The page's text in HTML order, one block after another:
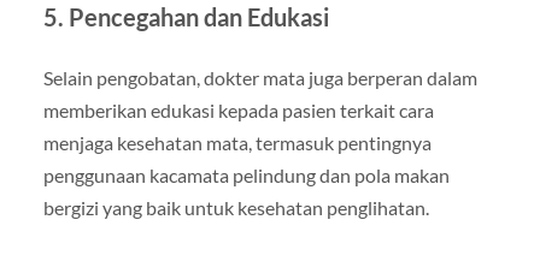
5. Pencegahan dan Edukasi
Selain pengobatan, dokter mata juga berperan dalam
memberikan edukasi kepada pasien terkait cara
menjaga kesehatan mata, termasuk pentingnya
penggunaan kacamata pelindung dan pola makan
bergizi yang baik untuk kesehatan penglihatan.